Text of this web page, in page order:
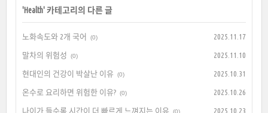
'Health' 카테고리의 다른 글
노화속도와 2개 국어 (0) 2025.11.17
말차의 위험성 (0) 2025.11.10
현대인의 건강이 박살난 이유 (0) 2025.10.31
온수로 요리하면 위험한 이유? (0) 2025.10.26
나이가 들수록 시간이 더 빠르게 느껴지는 이유 (0) 2025.10.23